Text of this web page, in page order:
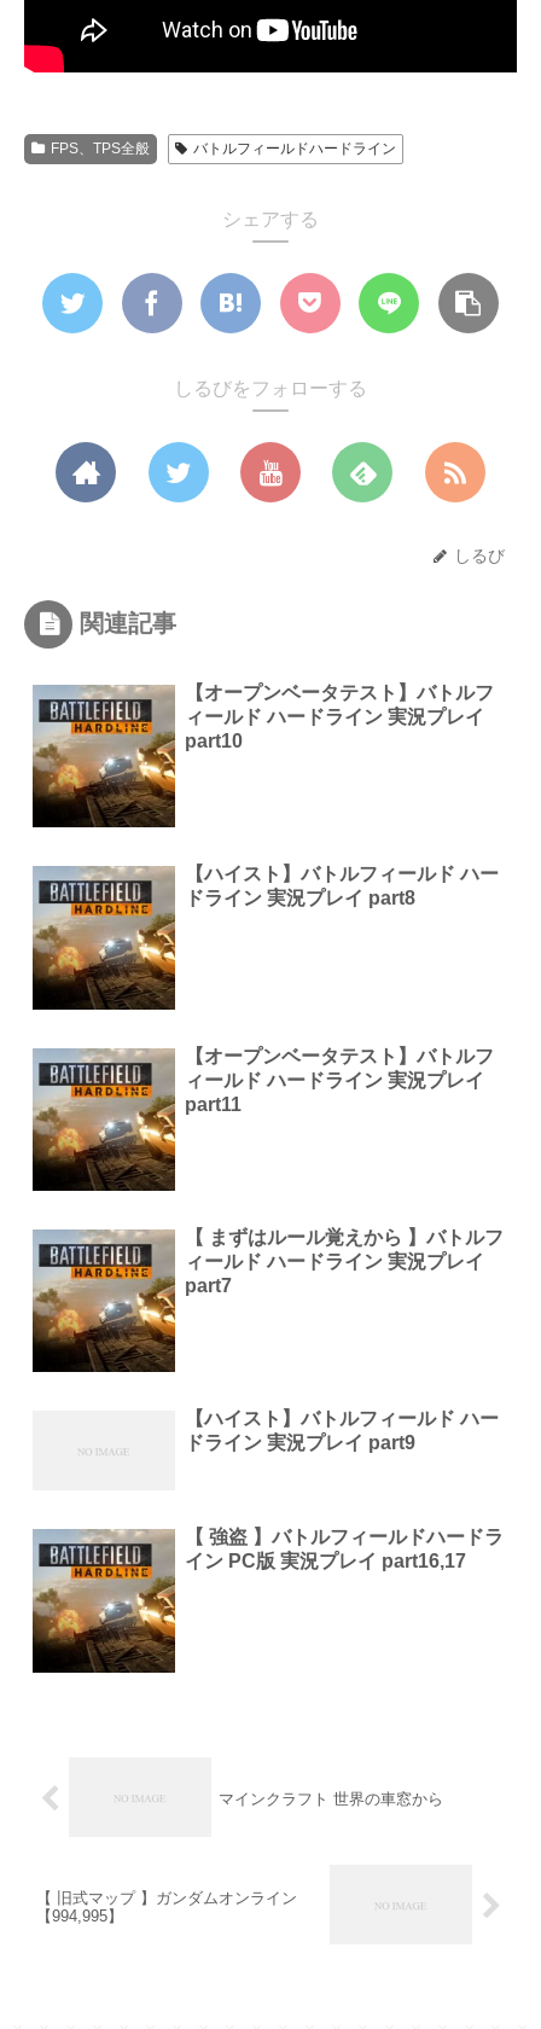
FPS、TPS全般 バトルフィールドハードライン
シェアする
しるびをフォローする
しるび
関連記事
【オープンベータテスト】バトルフ
ィールド ハードライン 実況プレイ
part10
【ハイスト】バトルフィールド ハー
ドライン 実況プレイ part8
【オープンベータテスト】バトルフ
ィールド ハードライン 実況プレイ
part11
【 まずはルール覚えから 】バトルフ
ィールド ハードライン 実況プレイ
part7
【ハイスト】バトルフィールド ハー
ドライン 実況プレイ part9
【 強盗 】バトルフィールドハードラ
イン PC版 実況プレイ part16,17
マインクラフト 世界の車窓から
【 旧式マップ 】ガンダムオンライン
【994,995】